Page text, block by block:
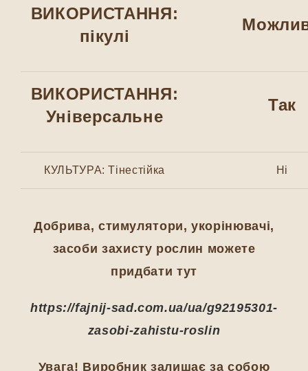
ВИКОРИСТАННЯ:
пікулі
ВИКОРИСТАННЯ:
Універсальне
Так
КУЛЬТУРА: Тінестійка Ні
Добрива, стимулятори, укорінювачі,
засоби захисту рослин можете
придбати тут
https://fajnij-sad.com.ua/ua/g92195301-
zasobi-zahistu-roslin
Увага! Виробник залишає за собою